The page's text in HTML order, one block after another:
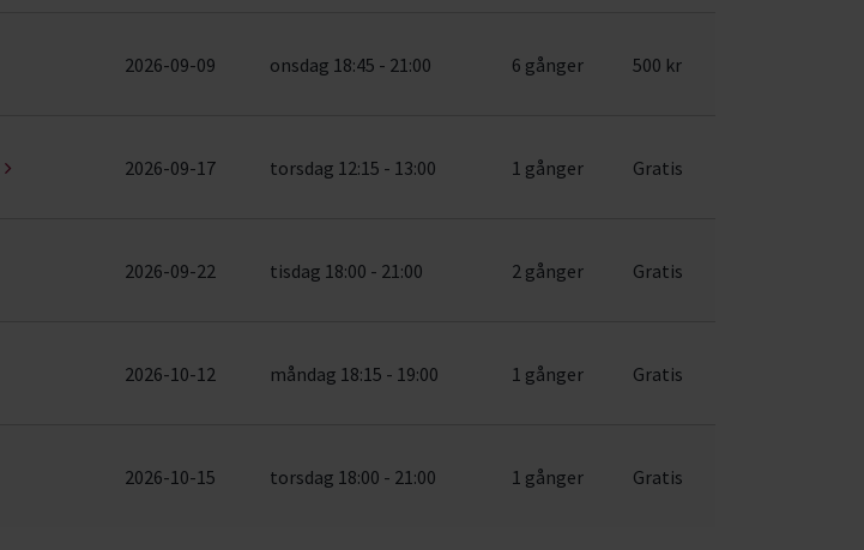
2026-09-09 onsdag 18:45 - 21:00 6 gånger 500 kr
2026-09-17 torsdag 12:15 - 13:00 1 gånger Gratis
2026-09-22 tisdag 18:00 - 21:00 2 gånger Gratis
2026-10-12 måndag 18:15 - 19:00 1 gånger Gratis
2026-10-15 torsdag 18:00 - 21:00 1 gånger Gratis